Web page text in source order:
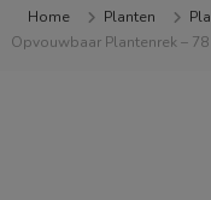
Home Planten
Opvouwbaar Plantenrek –